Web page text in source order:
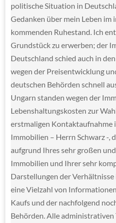
politische Situation in
Gedanken über mein Leben im
kommenden Ruhestand. Ich
Grundstück zu erwerben; der
Deutschland schied auch in
wegen der Preisentwicklung
deutschen Behörden schnell
Ungarn standen wegen der
Lebenshaltungskosten zur
erstmaligen Kontaktaufnahme
Immobilien – Herrn Schwarz -,
aufgrund Ihres sehr großen
Immobilien und Ihrer sehr
Darstellungen der
eine Vielzahl von
Kaufs und der nachfolgend
Behörden. Alle administrativen